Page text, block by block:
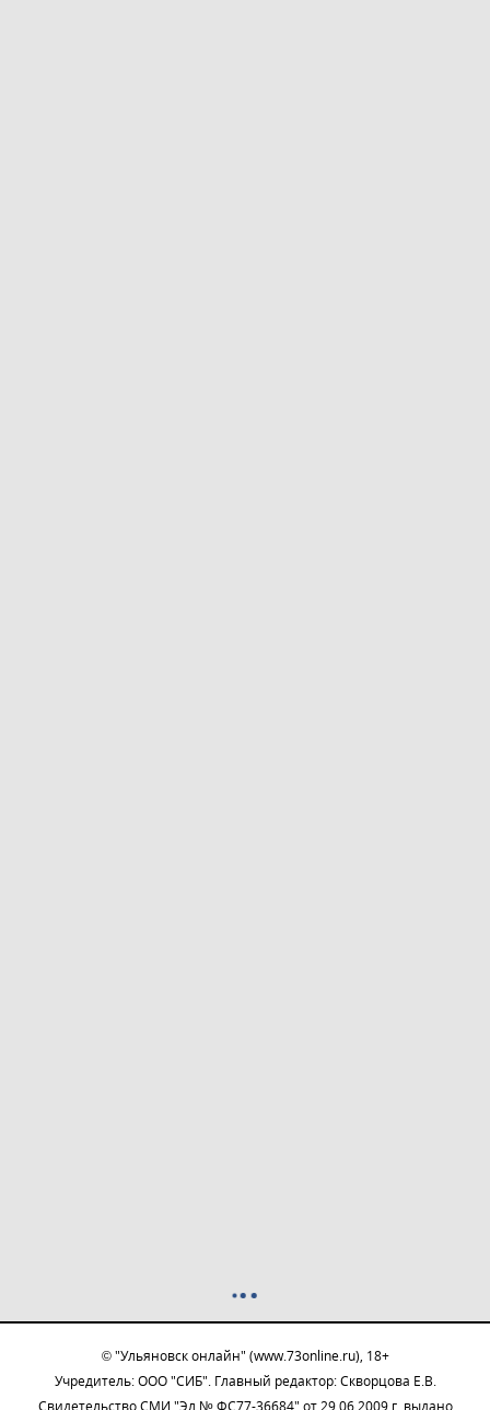
© "Ульяновск онлайн" (www.73online.ru), 18+
Учредитель: ООО "СИБ". Главный редактор: Скворцова Е.В.
Свидетельство СМИ "Эл № ФС77-36684" от 29.06.2009 г. выдано